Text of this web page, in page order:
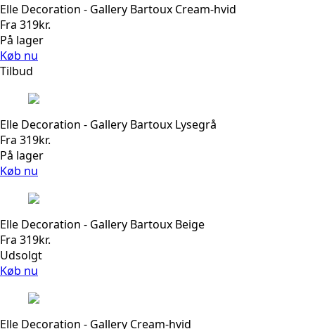
Elle Decoration - Gallery Bartoux Cream-hvid
Fra 319kr.
På lager
Køb nu
Tilbud
Elle Decoration - Gallery Bartoux Lysegrå
Fra 319kr.
På lager
Køb nu
Elle Decoration - Gallery Bartoux Beige
Fra 319kr.
Udsolgt
Køb nu
Elle Decoration - Gallery Cream-hvid